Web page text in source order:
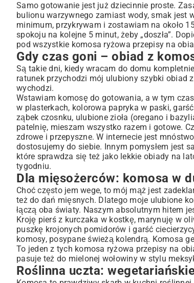
Samo gotowanie jest już dziecinnie proste.
bulionu warzywnego zamiast wody, smak jest
minimum, przykrywam i zostawiam na około
spokoju na kolejne 5 minut, żeby „doszła”.
pod wszystkie komosa ryżowa przepisy na
Gdy czas goni – obiad z
Są takie dni, kiedy wracam do domu
ratunek przychodzi mój ulubiony szybki obiad
wychodzi.
Wstawiam komosę do gotowania, a w tym
w plasterkach, kolorowa papryka w paski,
ząbek czosnku, ulubione zioła (oregano i
patelnię, mieszam wszystko razem i gotowe.
zdrowe i przepyszne. W internecie jest
dostosujemy do siebie. Innym pomysłem jest
które sprawdza się też jako lekkie obiady na
tygodniu.
Dla mięsożerców: komosa w
Choć często jem wege, to mój mąż jest
też do dań mięsnych. Dlatego moje ulubione
łączą oba światy. Naszym absolutnym hitem
Kroję pierś z kurczaka w kostkę, marynuję w
puszkę krojonych pomidorów i garść
komosy, posypane świeżą kolendrą. Komosa
To jeden z tych komosa ryżowa przepisy na
pasuje też do mielonej wołowiny w stylu
Roślinna uczta: